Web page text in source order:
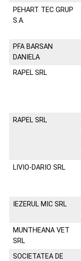
PEHART TEC GRUP
S.A.
PFA BARSAN
DANIELA
RAPEL SRL
RAPEL SRL
LIVIO-DARIO SRL
IEZERUL MIC SRL
MUNTHEANA VET
SRL
SOCIETATEA DE